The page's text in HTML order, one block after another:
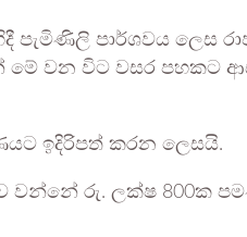
පැමිණිලි පාර්ශවය ලෙස
මේ වන විට වසර පහකට
ඉදිරිපත් කරන ලෙසයි.
වන්නේ රු. ලක්ෂ 800ක